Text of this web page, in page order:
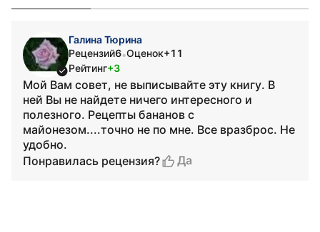
Галина Тюрина
Рецензий6•Оценок+11
Рейтинг+3
Мой Вам совет, не выписывайте эту книгу. В
ней Вы не найдете ничего интересного и
полезного. Рецепты бананов с
майонезом....точно не по мне. Все вразброс. Не
удобно.
Понравилась рецензия?
Да